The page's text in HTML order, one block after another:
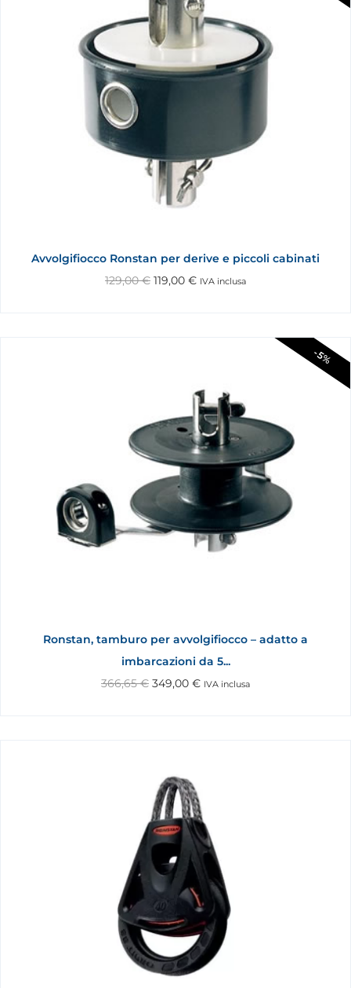
Avvolgifiocco Ronstan per derive e piccoli cabinati
129,00€ 119,00 € IVA inclusa
-5%
Ronstan, tamburo per avvolgifiocco – adatto a
imbarcazioni da 5...
366,65€ 349,00 € IVA inclusa